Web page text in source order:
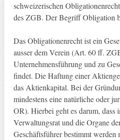
schweizerischen
des ZGB. Der Begriff Obligation
Das Obligationenrecht ist ein
ausser dem Verein (Art. 60 ff.
Unternehmensführung und zu
findet. Die Haftung einer
das Aktienkapital. Bei der
mindestens eine natürliche oder
OR). Hierbei geht es darum, dass
Verwaltungsrat und die Organe
Geschäftsführer bestimmt